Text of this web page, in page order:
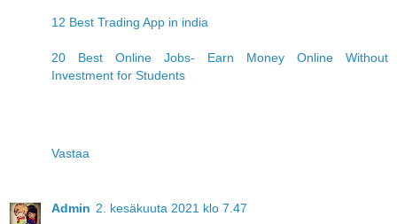
12 Best Trading App in india
20 Best Online Jobs- Earn Money Online Without
Investment for Students
Vastaa
Admin 2. kesäkuuta 2021 klo 7.47